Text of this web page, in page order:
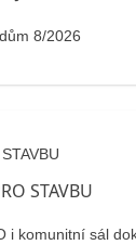
8/2026
i komunitní sál